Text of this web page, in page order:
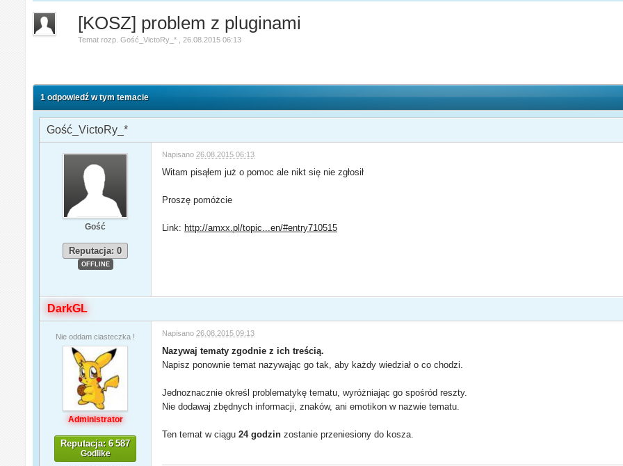
[KOSZ] problem z pluginami
Temat rozp.Gość_VictoRy_* 26.08.2015 06:13
1 odpowiedź w tym temacie
Gość_VictoRy_*
Gość
Reputacja: 0
OFFLINE
Napisano 26.08.2015 06:13
Witam pisąłem już o pomoc ale nikt się nie zgłosił
Proszę pomóżcie
Link: http://amxx.pl/topic...en/#entry710515
DarkGL
Nie oddam ciasteczka !
Administrator
Reputacja: 6 587
Godlike
Napisano 26.08.2015 09:13
Nazywaj tematy zgodnie z ich treścią.
Napisz ponownie temat nazywając go tak, aby każdy wiedział o co chodzi.
Jednoznacznie określ problematykę tematu, wyróżniając go spośród reszty.
Nie dodawaj zbędnych informacji, znaków, ani emotikon w nazwie tematu.
Ten temat w ciągu24 godzin zostanie przeniesiony do kosza.